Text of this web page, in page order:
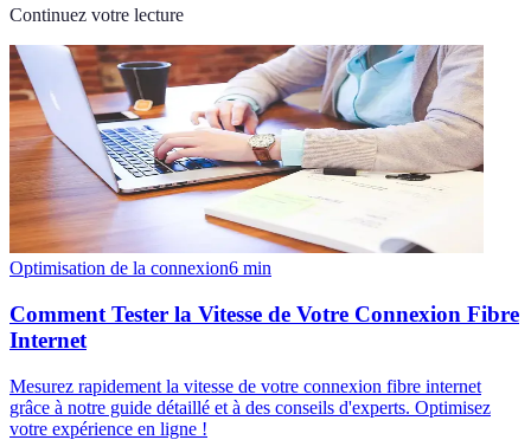
Continuez votre lecture
Optimisation de la connexion6 min
Comment Tester la Vitesse de Votre Connexion Fibre
Internet
Mesurez rapidement la vitesse de votre connexion fibre internet
grâce à notre guide détaillé et à des conseils d'experts. Optimisez
votre expérience en ligne !